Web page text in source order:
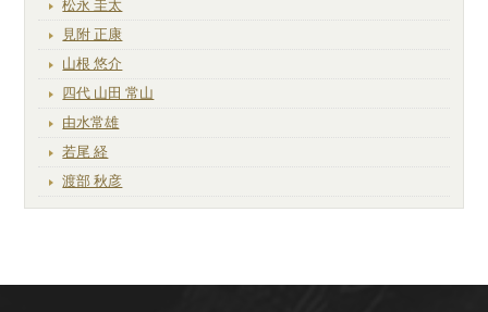
松永 圭太
見附 正康
山根 悠介
四代 山田 常山
由水常雄
若尾 経
渡部 秋彦